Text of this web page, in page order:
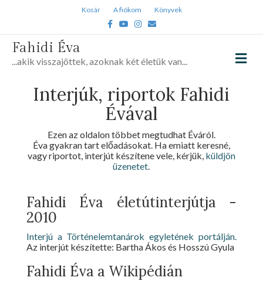
Kosár A fiókom
Könyvek
FacebookYoutubeInstagram
Email
Fahidi Éva
...akik visszajöttek, azoknak két életük van...
Interjúk, riportok Fahidi
Évával
Ezen az oldalon többet megtudhat Éváról.
Éva gyakran tart előadásokat. Ha emiatt keresné,
vagy riportot, interjút készítene vele, kérjük, küldjön
üzenetet.
Fahidi Éva életútinterjútja -
2010
Interjú a Történelemtanárok egyletének portálján.
Az interjút készítette: Bartha Ákos és Hosszú Gyula
Fahidi Éva a Wikipédián